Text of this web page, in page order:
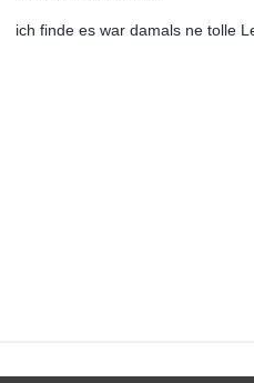
ich finde es war damals ne tolle